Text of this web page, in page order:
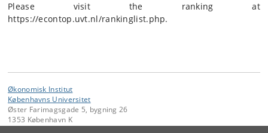
Please visit the ranking at
https://econtop.uvt.nl/rankinglist.php.
Økonomisk Institut
Københavns Universitet
Øster Farimagsgade 5, bygning 26
1353 København K